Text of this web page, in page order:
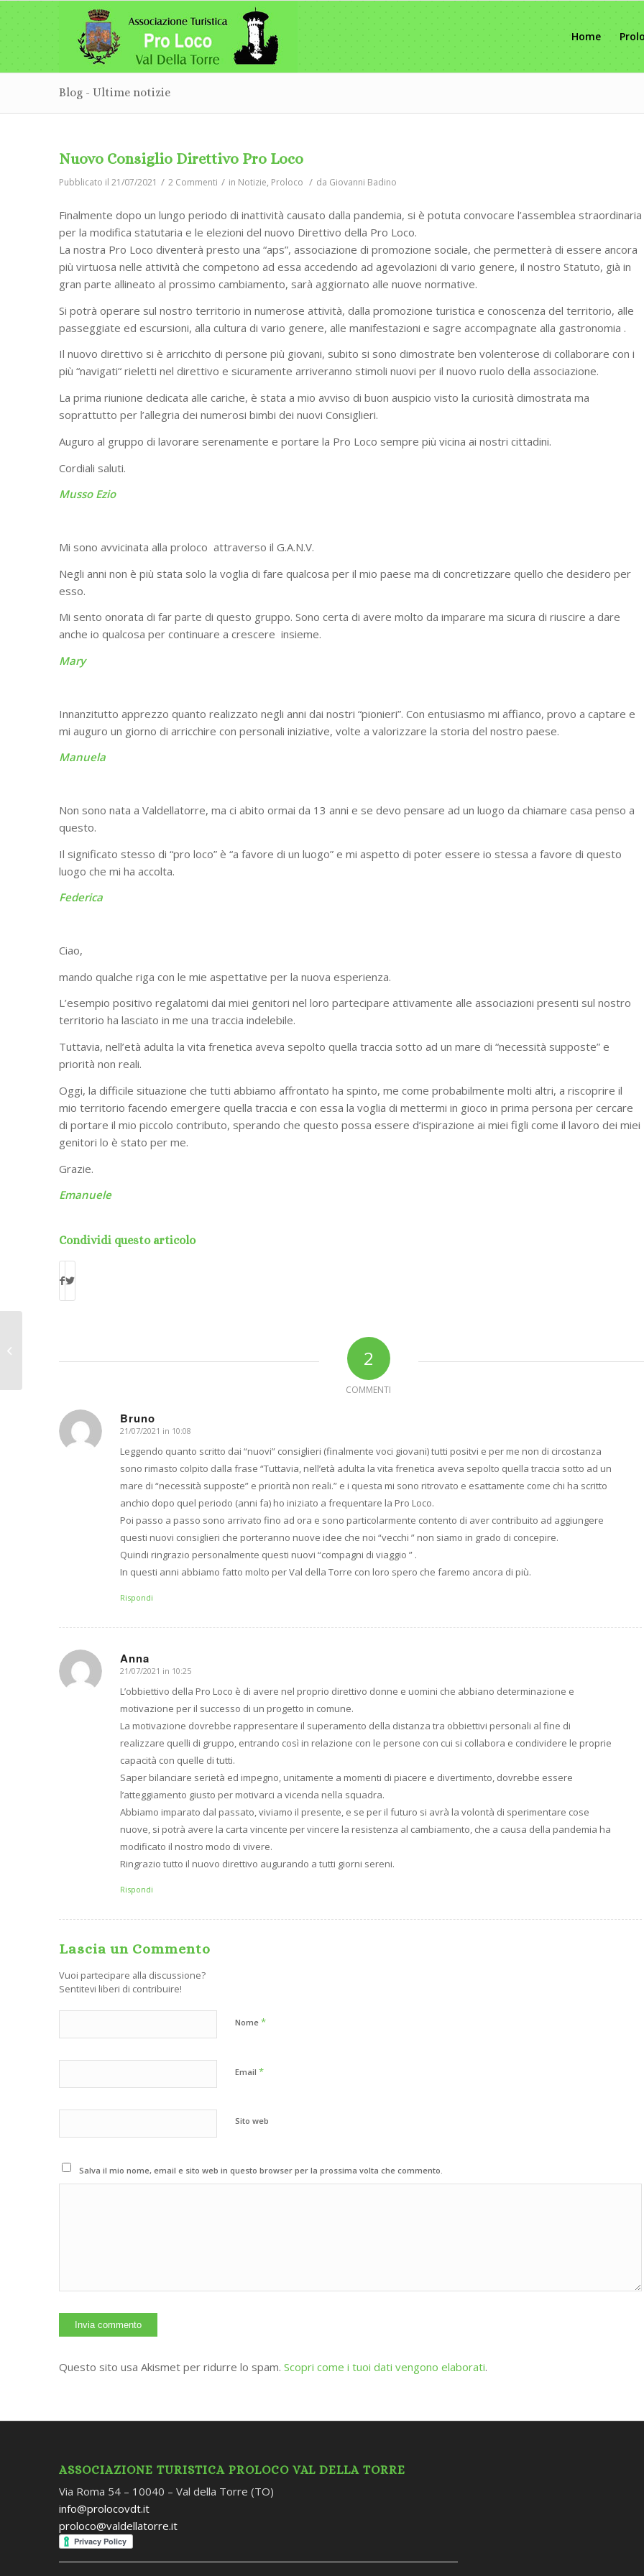
Home
Blog - Ultime notizie
Nuovo Consiglio Direttivo Pro Loco
Pubblicato il 21/07/2021 / 2 Commenti / in Notizie, Proloco / da Giovanni Badino
Finalmente dopo un lungo periodo di inattività causato dalla pandemia, si è potuta convocare l’assemblea straordinaria
per la modifica statutaria e le elezioni del nuovo Direttivo della Pro Loco.
La nostra Pro Loco diventerà presto una “aps”, associazione di promozione sociale, che permetterà di essere ancora
più virtuosa nelle attività che competono ad essa accedendo ad agevolazioni di vario genere, il nostro Statuto, già in
gran parte allineato al prossimo cambiamento, sarà aggiornato alle nuove normative.
Si potrà operare sul nostro territorio in numerose attività, dalla promozione turistica e conoscenza del territorio, alle
passeggiate ed escursioni, alla cultura di vario genere, alle manifestazioni e sagre accompagnate alla gastronomia .
Il nuovo direttivo si è arricchito di persone più giovani, subito si sono dimostrate ben volenterose di collaborare con i
più “navigati“ rieletti nel direttivo e sicuramente arriveranno stimoli nuovi per il nuovo ruolo della associazione.
La prima riunione dedicata alle cariche, è stata a mio avviso di buon auspicio visto la curiosità dimostrata ma
soprattutto per l’allegria dei numerosi bimbi dei nuovi Consiglieri.
Auguro al gruppo di lavorare serenamente e portare la Pro Loco sempre più vicina ai nostri cittadini.
Cordiali saluti.
Musso Ezio
Mi sono avvicinata alla proloco attraverso il G.A.N.V.
Negli anni non è più stata solo la voglia di fare qualcosa per il mio paese ma di concretizzare quello che desidero per
esso.
Mi sento onorata di far parte di questo gruppo. Sono certa di avere molto da imparare ma sicura di riuscire a dare
anche io qualcosa per continuare a crescere insieme.
Mary
Innanzitutto apprezzo quanto realizzato negli anni dai nostri “pionieri”. Con entusiasmo mi affianco, provo a captare e
mi auguro un giorno di arricchire con personali iniziative, volte a valorizzare la storia del nostro paese.
Manuela
Non sono nata a Valdellatorre, ma ci abito ormai da 13 anni e se devo pensare ad un luogo da chiamare casa penso a
questo.
Il significato stesso di “pro loco” è “a favore di un luogo” e mi aspetto di poter essere io stessa a favore di questo
luogo che mi ha accolta.
Federica
Ciao,
mando qualche riga con le mie aspettative per la nuova esperienza.
L’esempio positivo regalatomi dai miei genitori nel loro partecipare attivamente alle associazioni presenti sul nostro
territorio ha lasciato in me una traccia indelebile.
Tuttavia, nell’età adulta la vita frenetica aveva sepolto quella traccia sotto ad un mare di “necessità supposte” e
priorità non reali.
Oggi, la difficile situazione che tutti abbiamo affrontato ha spinto, me come probabilmente molti altri, a riscoprire il
mio territorio facendo emergere quella traccia e con essa la voglia di mettermi in gioco in prima persona per cercare
di portare il mio piccolo contributo, sperando che questo possa essere d’ispirazione ai miei figli come il lavoro dei miei
genitori lo è stato per me.
Grazie.
Emanuele
Condividi questo articolo
2
COMMENTI
Bruno
dice:
21/07/2021 in 10:08
Leggendo quanto scritto dai “nuovi” consiglieri (finalmente voci giovani) tutti positvi e per me non di circostanza
sono rimasto colpito dalla frase “Tuttavia, nell’età adulta la vita frenetica aveva sepolto quella traccia sotto ad un
mare di “necessità supposte” e priorità non reali.” e i questa mi sono ritrovato e esattamente come chi ha scritto
anchio dopo quel periodo (anni fa) ho iniziato a frequentare la Pro Loco.
Poi passo a passo sono arrivato fino ad ora e sono particolarmente contento di aver contribuito ad aggiungere
questi nuovi consiglieri che porteranno nuove idee che noi “vecchi ” non siamo in grado di concepire.
Quindi ringrazio personalmente questi nuovi “compagni di viaggio ” .
In questi anni abbiamo fatto molto per Val della Torre con loro spero che faremo ancora di più.
Rispondi
Anna
dice:
21/07/2021 in 10:25
L’obbiettivo della Pro Loco è di avere nel proprio direttivo donne e uomini che abbiano determinazione e
motivazione per il successo di un progetto in comune.
La motivazione dovrebbe rappresentare il superamento della distanza tra obbiettivi personali al fine di
realizzare quelli di gruppo, entrando così in relazione con le persone con cui si collabora e condividere le proprie
capacità con quelle di tutti.
Saper bilanciare serietà ed impegno, unitamente a momenti di piacere e divertimento, dovrebbe essere
l’atteggiamento giusto per motivarci a vicenda nella squadra.
Abbiamo imparato dal passato, viviamo il presente, e se per il futuro si avrà la volontà di sperimentare cose
nuove, si potrà avere la carta vincente per vincere la resistenza al cambiamento, che a causa della pandemia ha
modificato il nostro modo di vivere.
Ringrazio tutto il nuovo direttivo augurando a tutti giorni sereni.
Rispondi
Lascia un Commento
Vuoi partecipare alla discussione?
Sentitevi liberi di contribuire!
Nome *
Email *
Sito web
Salva il mio nome, email e sito web in questo browser per la prossima volta che commento.
Questo sito usa Akismet per ridurre lo spam. Scopri come i tuoi dati vengono elaborati.
ASSOCIAZIONE TURISTICA PROLOCO VAL DELLA TORRE
Via Roma 54 – 10040 – Val della Torre (TO)
info@prolocovdt.it
proloco@valdellatorre.it
2021_2024